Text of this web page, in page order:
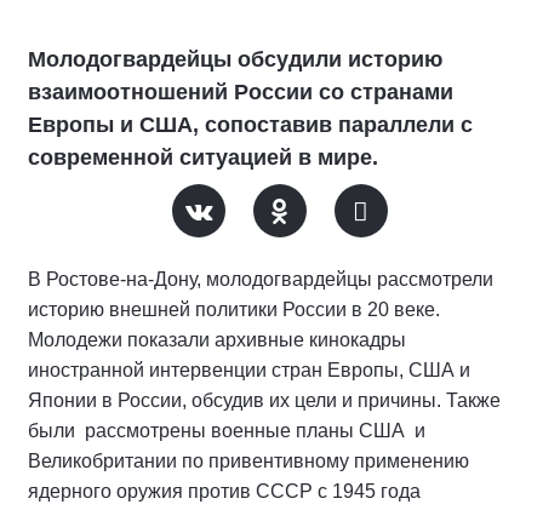
Молодогвардейцы обсудили историю
взаимоотношений России со странами
Европы и США, сопоставив параллели с
современной ситуацией в мире.
В Ростове-на-Дону, молодогвардейцы рассмотрели
историю внешней политики России в 20 веке.
Молодежи показали архивные кинокадры
иностранной интервенции стран Европы, США и
Японии в России, обсудив их цели и причины. Также
были рассмотрены военные планы США и
Великобритании по привентивному применению
ядерного оружия против СССР с 1945 года